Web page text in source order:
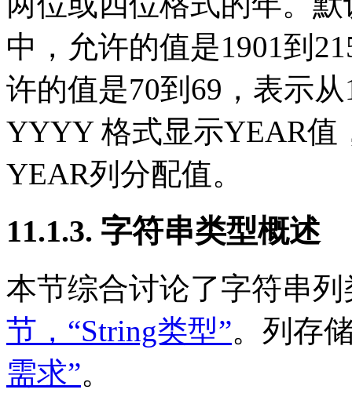
中，允许的值是1901 到
许的值是70到 69 ，表示从
YYYY 格式显示YEAR值
YEAR列分配值。
11.1.3. 字符串类型概述
本节综合讨论了字符串
节，“String类型”。列存
需求”。